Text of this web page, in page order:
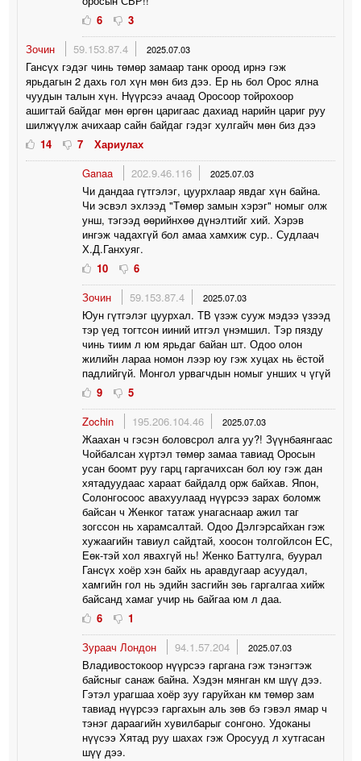
6
3
Зочин
59.153.87.4 2025.07.03
Гансүх гэдэг чинь төмөр замаар танк ороод ирнэ гэж
ярьдагын 2 дахь гол хүн мөн биз дээ. Ер нь бол Орос ялна
чуудын талын хүн. Нүүрсээ ачаад Оросоор тойрохоор
ашигтай байдаг мөн өргөн царигаас дахиад нарийн цариг руу
шилжүүлж ачихаар сайн байдаг гэдэг хулгайч мөн биз дээ
14
7
Хариулах
Ganaa
202.9.46.116 2025.07.03
Чи дандаа гүтгэлэг, цуурхлаар явдаг хүн байна.
Чи эсвэл эхлээд "Төмөр замын хэрэг" номыг олж
унш, тэгээд өөрийнхөө дүнэлтийг хий. Хэрэв
ингэж чадахгүй бол амаа хамхиж сур.. Судлаач
Х.Д.Ганхуяг.
10
6
Зочин
59.153.87.4 2025.07.03
Юун гүтгэлэг цуурхал. ТВ үзэж сууж мэдээ үзээд
тэр үед тогтсон ииний итгэл үнэмшил. Тэр пязду
чинь тиим л юм ярьдаг байан шт. Одоо олон
жилийн лараа номон лээр юу гэж хуцах нь ёстой
падлийгүй. Монгол урвагчдын номыг унших ч үгүй
9
5
Zochin
195.206.104.46 2025.07.03
Жаахан ч гэсэн боловсрол алга уу?! Зүүнбаянгаас
Чойбалсан хүртэл төмөр замаа тавиад Оросын
усан боомт руу гарц гаргачихсан бол юу гэж дан
хятадуудаас хараат байдалд орж байхав. Япон,
Солонгосоос авахуулаад нүүрсээ зарах боломж
байсан ч Женког татаж унагаснаар ажил таг
зогссон нь харамсалтай. Одоо Дэлгэрсайхан гэж
хужаагийн тавиул сайдтай, хоосон толгойлсон ЕС,
Еөк-тэй хол явахгүй нь! Женко Баттулга, буурал
Гансүх хоёр хэн байх нь аравдугаар асуудал,
хамгийн гол нь эдийн засгийн зөь гаргалгаа хийж
байсанд хамаг учир нь байгаа юм л даа.
6
1
Зураач Лондон
94.1.57.204 2025.07.03
Владивостокоор нүүрсээ гаргана гэж тэнэгтэж
байсныг санаж байна. Хэдэн мянган км шүү дээ.
Гэтэл урагшаа хоёр зуу гаруйхан км төмөр зам
тавиад нүүрсээ гаргахын аль зөв бэ гэвэл ямар ч
тэнэг дараагийн хувилбарыг сонгоно. Удоканы
нүүсээ Хятад руу шахах гэж Оросууд л хутгасан
шүү дээ.